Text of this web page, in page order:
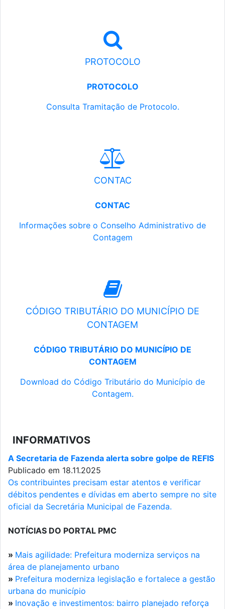
PROTOCOLO
PROTOCOLO
Consulta Tramitação de Protocolo.
CONTAC
CONTAC
Informações sobre o Conselho Administrativo de
Contagem
CÓDIGO TRIBUTÁRIO DO MUNICÍPIO DE
CONTAGEM
CÓDIGO TRIBUTÁRIO DO MUNICÍPIO DE
CONTAGEM
Download do Código Tributário do Município de
Contagem.
INFORMATIVOS
A Secretaria de Fazenda alerta sobre golpe de REFIS
Publicado em 18.11.2025
Os contribuintes precisam estar atentos e verificar
débitos pendentes e dívidas em aberto sempre no site
oficial da Secretária Municipal de Fazenda.
NOTÍCIAS DO PORTAL PMC
» Mais agilidade: Prefeitura moderniza serviços na
área de planejamento urbano
» Prefeitura moderniza legislação e fortalece a gestão
urbana do município
» Inovação e investimentos: bairro planejado reforça